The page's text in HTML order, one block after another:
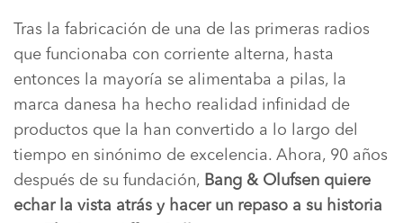
Tras la fabricación de una de las primeras radios
que funcionaba con corriente alterna, hasta
entonces la mayoría se alimentaba a pilas, la
marca danesa ha hecho realidad infinidad de
productos que la han convertido a lo largo del
tiempo en sinónimo de excelencia. Ahora, 90 años
después de su fundación, Bang & Olufsen quiere
echar la vista atrás y hacer un repaso a su historia